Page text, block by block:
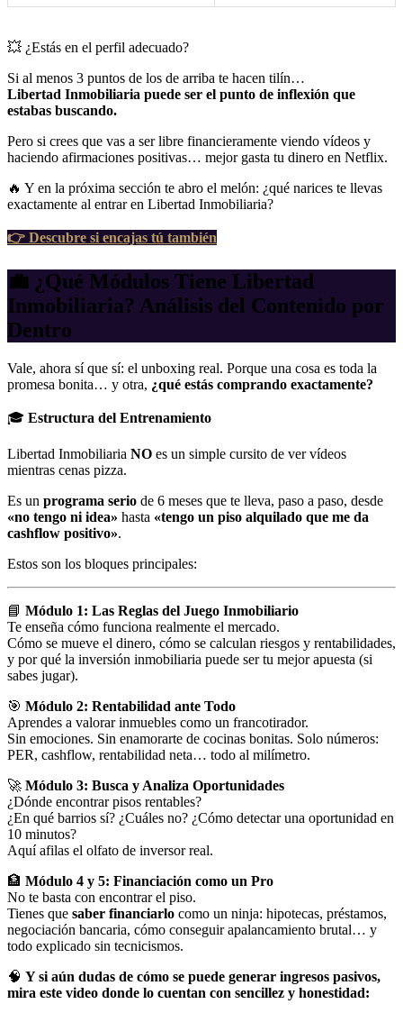
💥 ¿Estás en el perfil adecuado?
Si al menos 3 puntos de los de arriba te hacen tilín…
Libertad Inmobiliaria puede ser el punto de inflexión que
estabas buscando.
Pero si crees que vas a ser libre financieramente viendo vídeos y
haciendo afirmaciones positivas… mejor gasta tu dinero en Netflix.
🔥 Y en la próxima sección te abro el melón: ¿qué narices te llevas
exactamente al entrar en Libertad Inmobiliaria?
👉 Descubre si encajas tú también
💼 ¿Qué Módulos Tiene Libertad
Inmobiliaria? Análisis del Contenido por
Dentro
Vale, ahora sí que sí: el unboxing real. Porque una cosa es toda la
promesa bonita… y otra, ¿qué estás comprando exactamente?
🎓 Estructura del Entrenamiento
Libertad Inmobiliaria NO es un simple cursito de ver vídeos
mientras cenas pizza.
Es un programa serio de 6 meses que te lleva, paso a paso, desde
«no tengo ni idea» hasta «tengo un piso alquilado que me da
cashflow positivo».
Estos son los bloques principales:
📘 Módulo 1: Las Reglas del Juego Inmobiliario
Te enseña cómo funciona realmente el mercado.
Cómo se mueve el dinero, cómo se calculan riesgos y rentabilidades,
y por qué la inversión inmobiliaria puede ser tu mejor apuesta (si
sabes jugar).
🎯 Módulo 2: Rentabilidad ante Todo
Aprendes a valorar inmuebles como un francotirador.
Sin emociones. Sin enamorarte de cocinas bonitas. Solo números:
PER, cashflow, rentabilidad neta… todo al milímetro.
🚀 Módulo 3: Busca y Analiza Oportunidades
¿Dónde encontrar pisos rentables?
¿En qué barrios sí? ¿Cuáles no? ¿Cómo detectar una oportunidad en
10 minutos?
Aquí afilas el olfato de inversor real.
🏦 Módulo 4 y 5: Financiación como un Pro
No te basta con encontrar el piso.
Tienes que saber financiarlo como un ninja: hipotecas, préstamos,
negociación bancaria, cómo conseguir apalancamiento brutal… y
todo explicado sin tecnicismos.
🧠 Y si aún dudas de cómo se puede generar ingresos pasivos,
mira este video donde lo cuentan con sencillez y honestidad: